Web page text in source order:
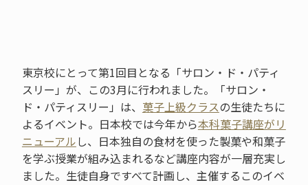
東京校にとって第1回目となる「サロン・ド・パティ
スリー」が、この3月に行われました。「サロン・
ド・パティスリー」は、 菓子上級クラスの生徒たちに
よるイベント。日本校では今年から本科菓子講座がリ
ニューアルし、日本独自の食材を使った製菓や和菓子
を学ぶ授業が組み込まれるなど講座内容が一層充実し
ました。生徒自身ですべて計画し、主催するこのイベ